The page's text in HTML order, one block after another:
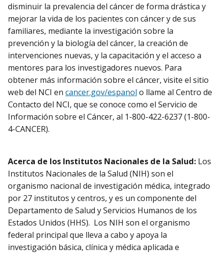
disminuir la prevalencia del cáncer de forma drástica y
mejorar la vida de los pacientes con cáncer y de sus
familiares, mediante la investigación sobre la
prevención y la biología del cáncer, la creación de
intervenciones nuevas, y la capacitación y el acceso a
mentores para los investigadores nuevos. Para
obtener más información sobre el cáncer, visite el sitio
web del NCI en cancer.gov/espanolo llame al Centro de
Contacto del NCI, que se conoce como el Servicio de
Información sobre el Cáncer, al 1-800-422-6237 (1-800-
4-CANCER).
Acerca de los Institutos Nacionales de la Salud: Los
Institutos Nacionales de la Salud (NIH) son el
organismo nacional de investigación médica, integrado
por 27 institutos y centros, y es un componente del
Departamento de Salud y Servicios Humanos de los
Estados Unidos (HHS). Los NIH son el organismo
federal principal que lleva a cabo y apoya la
investigación básica, clínica y médica aplicada e